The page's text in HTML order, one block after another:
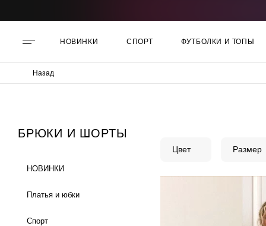
НОВИНКИ СПОРТ ФУТБОЛКИ И ТОПЫ
Назад
БРЮКИ И ШОРТЫ
НОВИНКИ
Платья и юбки
Спорт
Цвет Размер